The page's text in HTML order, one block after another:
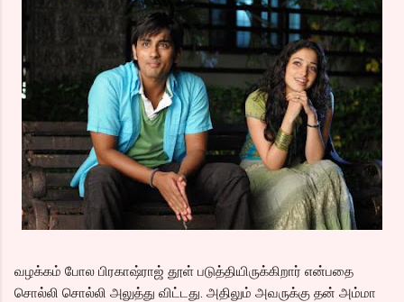
வழக்கம் போல பிரகாஷ்ராஜ் தூள் படுத்தியிருக்கிறார் என்பதை
சொல்லி சொல்லி அலுத்து விட்டது. அதிலும் அவருக்கு தன் அம்மா